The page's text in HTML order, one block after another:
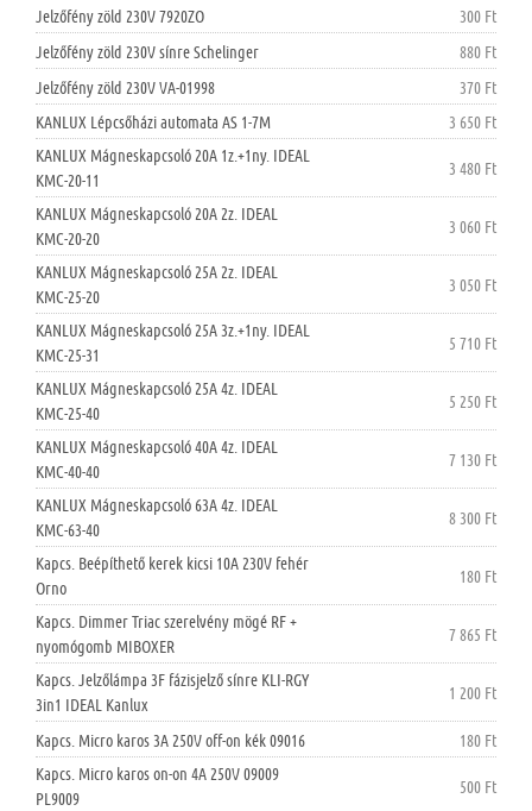
Jelzőfény zöld 230V 7920ZO
300 Ft
Jelzőfény zöld 230V sínre Schelinger
880 Ft
Jelzőfény zöld 230V VA-01998
370 Ft
KANLUX Lépcsőházi automata AS 1-7M
3 650 Ft
KANLUX Mágneskapcsoló 20A 1z.+1ny. IDEAL
KMC-20-11
3 480 Ft
KANLUX Mágneskapcsoló 20A 2z. IDEAL
KMC-20-20
3 060 Ft
KANLUX Mágneskapcsoló 25A 2z. IDEAL
KMC-25-20
3 050 Ft
KANLUX Mágneskapcsoló 25A 3z.+1ny. IDEAL
KMC-25-31
5 710 Ft
KANLUX Mágneskapcsoló 25A 4z. IDEAL
KMC-25-40
5 250 Ft
KANLUX Mágneskapcsoló 40A 4z. IDEAL
KMC-40-40
7 130 Ft
KANLUX Mágneskapcsoló 63A 4z. IDEAL
KMC-63-40
8 300 Ft
Kapcs. Beépíthető kerek kicsi 10A 230V fehér
Orno
180 Ft
Kapcs. Dimmer Triac szerelvény mögé RF +
nyomógomb MIBOXER
7 865 Ft
Kapcs. Jelzőlámpa 3F fázisjelző sínre KLI-RGY
3in1 IDEAL Kanlux
1 200 Ft
Kapcs. Micro karos 3A 250V off-on kék 09016
180 Ft
Kapcs. Micro karos on-on 4A 250V 09009
PL9009
500 Ft